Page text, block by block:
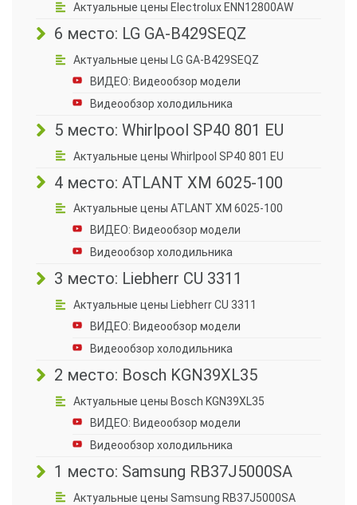
Актуальные цены Electrolux ENN12800AW
6 место: LG GA-B429SEQZ
Актуальные цены LG GA-B429SEQZ
ВИДЕО: Видеообзор модели
Видеообзор холодильника
5 место: Whirlpool SP40 801 EU
Актуальные цены Whirlpool SP40 801 EU
4 место: ATLANT ХМ 6025-100
Актуальные цены ATLANT ХМ 6025-100
ВИДЕО: Видеообзор модели
Видеообзор холодильника
3 место: Liebherr CU 3311
Актуальные цены Liebherr CU 3311
ВИДЕО: Видеообзор модели
Видеообзор холодильника
2 место: Bosch KGN39XL35
Актуальные цены Bosch KGN39XL35
ВИДЕО: Видеообзор модели
Видеообзор холодильника
1 место: Samsung RB37J5000SA
Актуальные цены Samsung RB37J5000SA